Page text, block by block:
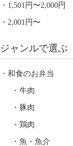
1,501円〜2,000円
2,001円〜
ジャンルで選ぶ
和食のお弁当
牛肉
豚肉
鶏肉
魚・魚介